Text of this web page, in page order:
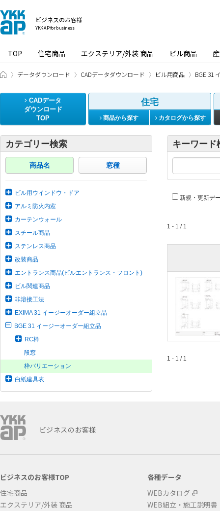
ビジネスのお客様
YKK AP for business
TOP 住宅商品 エクステリア/外装 商品 ビル商品
ビジネスのお客様 HOME
データダウンロード CADデータダウンロード ビル用商品 BGE 31
CADデータ
ダウンロード
TOP
住宅
商品から探す カタログから探す
カテゴリー検索
商品名 窓種
ビル用ウインドウ・ドア
アルミ防火内窓
カーテンウォール
スチール商品
ステンレス商品
改装商品
エントランス商品(ビルエントランス・フロント)
ビル関連商品
非溶接工法
EXIMA 31 イージーオーダー組立品
BGE 31 イージーオーダー組立品
RC枠
段窓
枠バリエーション
白紙建具表
キーワード
新規・更新デ
1 - 1 / 1
1 - 1 / 1
ビジネスのお客様
ビジネスのお客様TOP
住宅商品
エクステリア/外装 商品
各種データ
WEBカタログ
WEB組立・施工説明書